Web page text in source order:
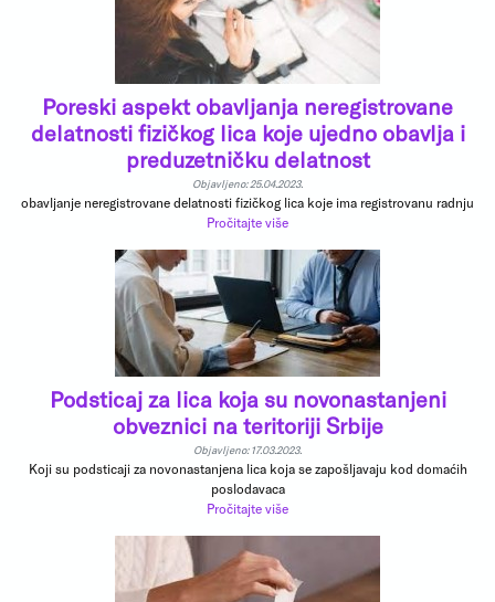
Poreski aspekt obavljanja neregistrovane
delatnosti fizičkog lica koje ujedno obavlja i
preduzetničku delatnost
Objavljeno: 25.04.2023.
obavljanje neregistrovane delatnosti fizičkog lica koje ima registrovanu radnju
Pročitajte više
Podsticaj za lica koja su novonastanjeni
obveznici na teritoriji Srbije
Objavljeno: 17.03.2023.
Koji su podsticaji za novonastanjena lica koja se zapošljavaju kod domaćih
poslodavaca
Pročitajte više